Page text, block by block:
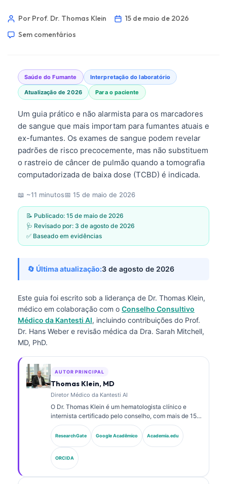
Por Prof. Dr. Thomas Klein
15 de maio de 2026
Sem comentários
Saúde do Fumante Interpretação do laboratório
Atualização de 2026 Para o paciente
Um guia prático e não alarmista para os marcadores
de sangue que mais importam para fumantes atuais e
ex-fumantes. Os exames de sangue podem revelar
padrões de risco precocemente, mas não substituem
o rastreio de câncer de pulmão quando a tomografia
computadorizada de baixa dose (TCBD) é indicada.
📖 ~11 minutos📅 15 de maio de 2026
📝 Publicado: 15 de maio de 2026
🩺 Revisado por: 3 de agosto de 2026
✅ Baseado em evidências
🔄 Última atualização:3 de agosto de 2026
Este guia foi escrito sob a liderança de Dr. Thomas Klein,
médico em colaboração com o Conselho Consultivo
Médico da Kantesti AI, incluindo contribuições do Prof.
Dr. Hans Weber e revisão médica da Dra. Sarah Mitchell,
MD, PhD.
AUTOR PRINCIPAL
Thomas Klein, MD
Diretor Médico da Kantesti AI
O Dr. Thomas Klein é um hematologista clínico e
internista certificado pelo conselho, com mais de 15
anos de experiência em medicina laboratorial e
análise clínica assistida por IA. Como Diretor Médico
na Kantesti AI, ele fornece supervisão clínica da
exatidão médica da rede neural proprietária. O Dr.
Klein publicou extensivamente sobre interpretação
de biomarcadores e diagnósticos laboratoriais em
temas de medicina laboratorial.
ResearchGate Google Acadêmico Academia.edu
ORCIDA